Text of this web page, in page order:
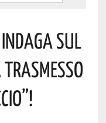
SUL